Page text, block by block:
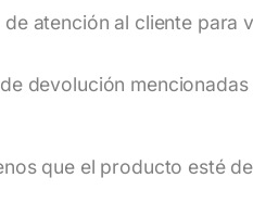
atención al cliente para
devolución mencionadas
que el producto esté